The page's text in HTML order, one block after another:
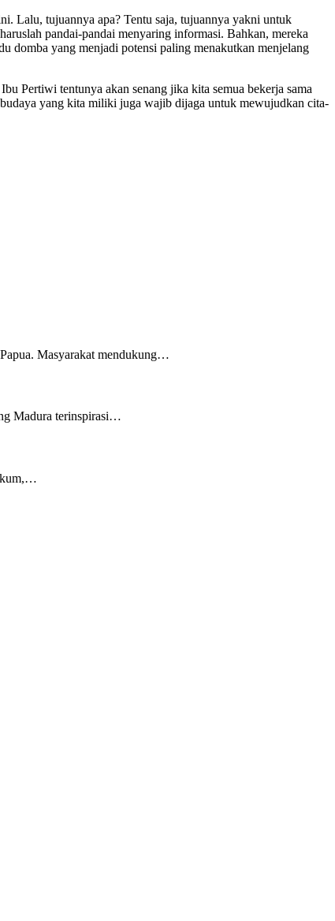
Lalu, tujuannya apa? Tentu saja, tujuannya yakni untuk
pandai-pandai menyaring informasi. Bahkan, mereka
domba yang menjadi potensi paling menakutkan menjelang
Pertiwi tentunya akan senang jika kita semua bekerja sama
yang kita miliki juga wajib dijaga untuk mewujudkan cita-
Masyarakat mendukung…
Madura terinspirasi…